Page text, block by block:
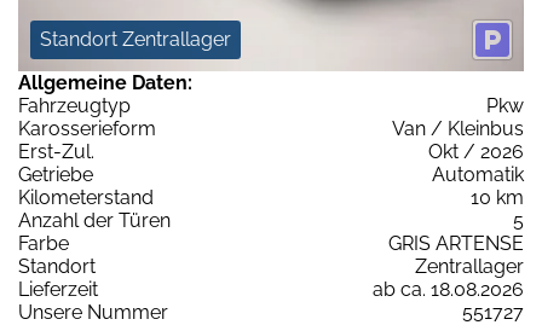
Standort Zentrallager
Allgemeine Daten:
Fahrzeugtyp
Pkw
Karosserieform
Van / Kleinbus
Erst-Zul.
Okt / 2026
Getriebe
Automatik
Kilometerstand
10 km
Anzahl der Türen
5
Farbe
GRIS ARTENSE
Standort
Zentrallager
Lieferzeit
ab ca. 18.08.2026
Unsere Nummer
551727